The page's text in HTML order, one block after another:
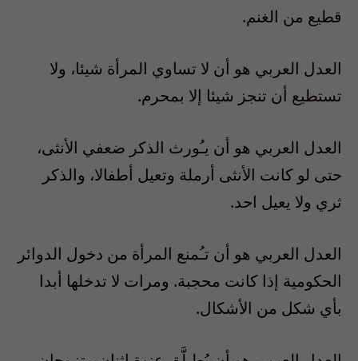
قطيع من الغنم.
العدل العربي هو أن لا تساوي المرأة شيئا، ولا
تستطيع أن تنجز شيئا إلا بمحرم.
العدل العربي هو أن يـُورث الذكر ضعفي الأنثى،
حتى لو كانت الأنثى أرملة وتعيل أطفالا، والذكر
ثري ولا يعيل احد.
العدل العربي هو أن تـُمنع المرأة من دخول الدوائر
الحكومية إذا كانت محجبة. ومرات لا تدخلها أبدا
بأي شكل من الأشكال.